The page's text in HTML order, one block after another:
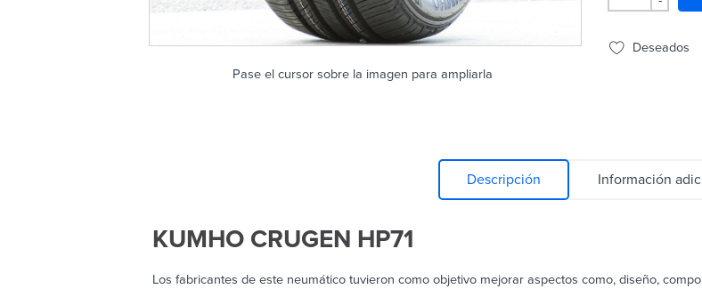
Pase el cursor sobre la imagen para ampliarla
Deseados
Descripción Información
KUMHO CRUGEN HP71
Los fabricantes de este neumático tuvieron como objetivo mejorar aspectos como, diseño,